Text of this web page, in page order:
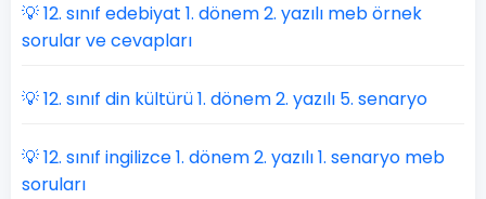
💡 12. sınıf edebiyat 1. dönem 2. yazılı meb örnek
sorular ve cevapları
💡 12. sınıf din kültürü 1. dönem 2. yazılı 5. senaryo
💡 12. sınıf ingilizce 1. dönem 2. yazılı 1. senaryo meb
soruları